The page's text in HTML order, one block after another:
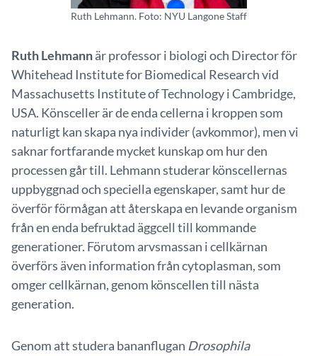
Ruth Lehmann. Foto: NYU Langone Staff
Ruth Lehmannär professor i biologi och Director för
Whitehead Institute for Biomedical Research vid
Massachusetts Institute of Technology i Cambridge,
USA. Könsceller är de enda cellerna i kroppen som
naturligt kan skapa nya individer (avkommor), men vi
saknar fortfarande mycket kunskap om hur den
processen går till. Lehmann studerar könscellernas
uppbyggnad och speciella egenskaper, samt hur de
överför förmågan att återskapa en levande organism
från en enda befruktad äggcell till kommande
generationer. Förutom arvsmassan i cellkärnan
överförs även information från cytoplasman, som
omger cellkärnan, genom könscellen till nästa
generation.
Genom att studera bananflugan Drosophila